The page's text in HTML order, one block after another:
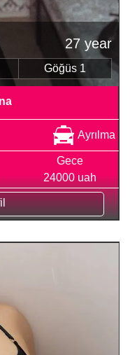
27 year
Göğüs 1
Ayrılma
Gece
24000 uah